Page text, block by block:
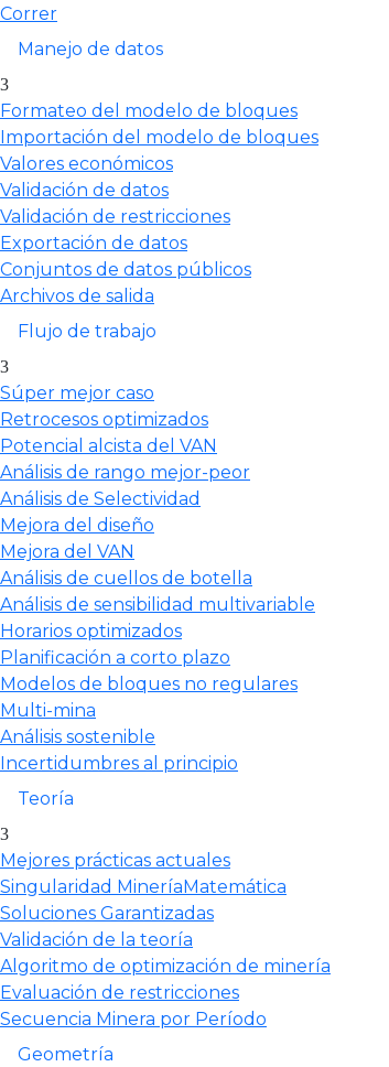
Correr
Manejo de datos
Formateo del modelo de bloques
Importación del modelo de bloques
Valores económicos
Validación de datos
Validación de restricciones
Exportación de datos
Conjuntos de datos públicos
Archivos de salida
Flujo de trabajo
Súper mejor caso
Retrocesos optimizados
Potencial alcista del VAN
Análisis de rango mejor-peor
Análisis de Selectividad
Mejora del diseño
Mejora del VAN
Análisis de cuellos de botella
Análisis de sensibilidad multivariable
Horarios optimizados
Planificación a corto plazo
Modelos de bloques no regulares
Multi-mina
Análisis sostenible
Incertidumbres al principio
Teoría
Mejores prácticas actuales
Singularidad MineríaMatemática
Soluciones Garantizadas
Validación de la teoría
Algoritmo de optimización de minería
Evaluación de restricciones
Secuencia Minera por Período
Geometría